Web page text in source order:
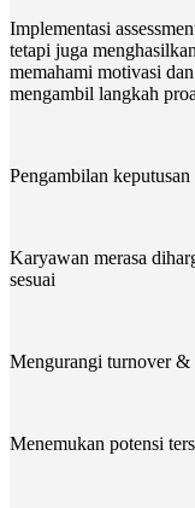
Implementasi
tetapi juga
memahami motivasi
mengambil langkah
Pengambilan
Karyawan merasa
sesuai
Mengurangi turnover &
Menemukan potensi